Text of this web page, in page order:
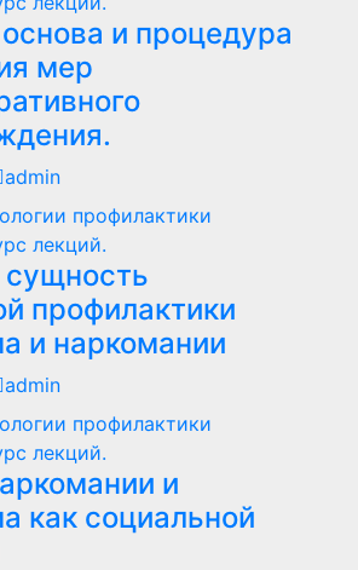
и процедура
мер
admin
профилактики
лекций.
сущность
профилактики
и наркомании
admin
профилактики
лекций.
и
как социальной